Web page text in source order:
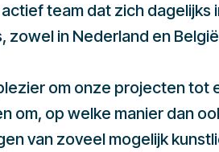
team dat zich
zowel in Nederland en
om onze projecten tot
om, op welke manier dan
van zoveel mogelijk